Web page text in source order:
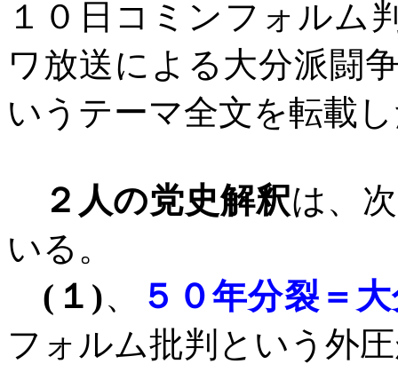
１０日コミンフォルム
ワ放送による大分派闘
いうテーマ全文を転載
２人の党史解釈は、
いる。
( １ )、
５０年分裂＝
フォルム批判という外